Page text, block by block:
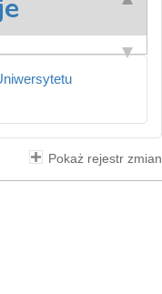
Pokaż rejestr zmian